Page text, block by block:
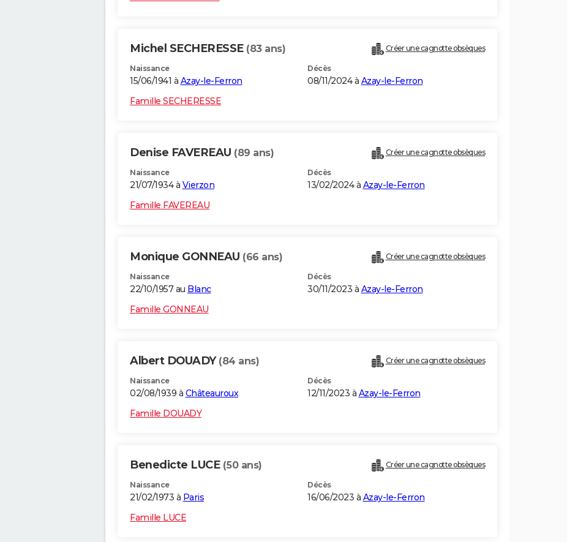
Michel SECHERESSE (83 ans) Créer une cagnotte obsèques
Naissance
15/06/1941 à Azay-le-Ferron
Décès
08/11/2024 à Azay-le-Ferron
Famille SECHERESSE
Denise FAVEREAU (89 ans) Créer une cagnotte obsèques
Naissance
21/07/1934 à Vierzon
Décès
13/02/2024 à Azay-le-Ferron
Famille FAVEREAU
Monique GONNEAU (66 ans) Créer une cagnotte obsèques
Naissance
22/10/1957 au Blanc
Décès
30/11/2023 à Azay-le-Ferron
Famille GONNEAU
Albert DOUADY (84 ans) Créer une cagnotte obsèques
Naissance
02/08/1939 à Châteauroux
Décès
12/11/2023 à Azay-le-Ferron
Famille DOUADY
Benedicte LUCE (50 ans) Créer une cagnotte obsèques
Naissance
21/02/1973 à Paris
Décès
16/06/2023 à Azay-le-Ferron
Famille LUCE